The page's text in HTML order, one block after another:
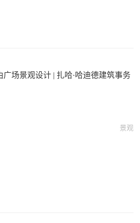
场景观设计 | 扎哈·哈迪德建筑事务
景观